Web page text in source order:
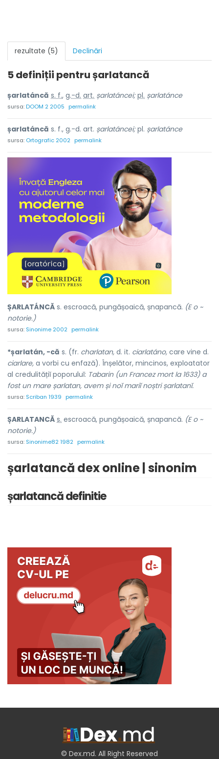
rezultate (5) Declinări
5 definiții pentrușarlatancă
șarlatáncă s. f., g.-d. art. șarlatáncei; pl. șarlatánce
sursa:DOOM 2 2005 permalink
șarlatáncă s. f., g.-d. art. șarlatáncei;pl. șarlatánce
sursa: Ortografic 2002 permalink
ȘARLATÁNCĂ s. escroacă, pungășoaică, șnapancă. (E o ~
notorie.)
sursa: Sinonime 2002 permalink
*șarlatán, -că s. (fr. charlatan, d. it. ciarlatáno, care vine d.
ciarlare, a vorbi cu enfază). Înșelător, mincinos, exploatator
al credulitățiĭ poporuluĭ: Tabarin (un Francez mort la 1633) a
fost un mare șarlatan, avem și noĭ mariĭ noștri șarlatanĭ.
sursa: Scriban 1939 permalink
ȘARLATANCĂ s. escroacă, pungășoaică, șnapancă. (E o ~
notorie.)
sursa: Sinonime82 1982 permalink
șarlatancă dex online | sinonim
șarlatancă definitie
© Dex.md. All Right Reserved